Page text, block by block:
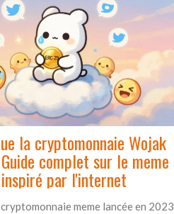
la cryptomonnaie Wojak
complet sur le meme
par l'internet
meme lancée en 2023